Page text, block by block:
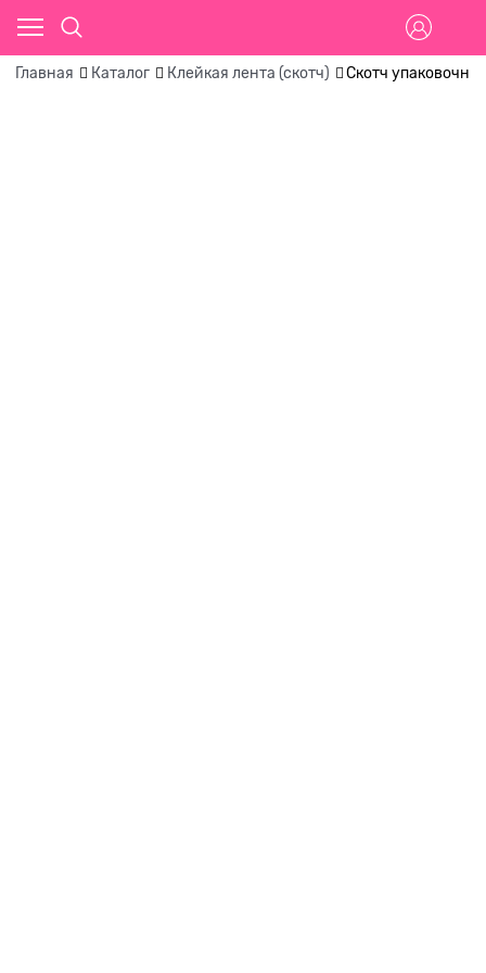
Главная Каталог Клейкая лента (скотч) Скотч